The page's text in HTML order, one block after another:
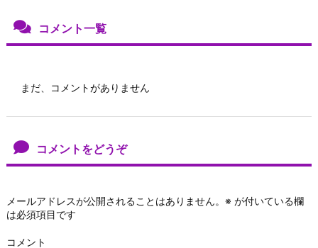
コメント一覧
まだ、コメントがありません
コメントをどうぞ
メールアドレスが公開されることはありません。 ※ が付いている欄
は必須項目です
コメント